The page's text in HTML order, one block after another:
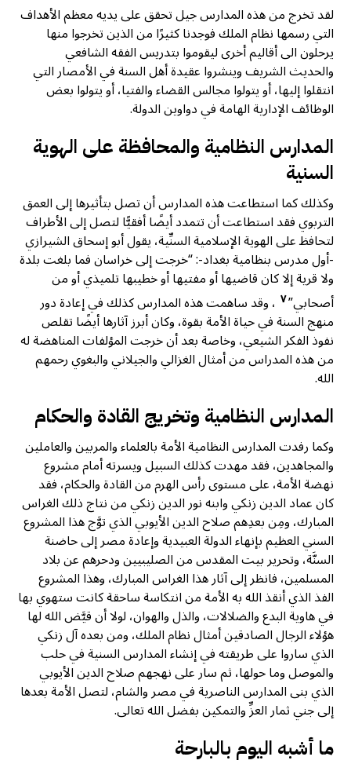
لقد تخرج من هذه المدارس جيل تحقق على يديه معظم الأهداف
التي رسمها نظام الملك فوجدنا كثيرًا من الذين تخرجوا منها
يرحلون الى أقاليم أخرى ليقوموا بتدريس الفقه الشافعي
والحديث الشريف وينشروا عقيدة أهل السنة في الأمصار التي
انتقلوا إليها، أو يتولوا مجالس القضاء والفتيا، أو يتولوا بعض
الوظائف الإدارية الهامة في دواوين الدولة.
المدارس النظامية والمحافظة على الهوية
السنية
وكذلك كما استطاعت هذه المدارس أن تصل بتأثيرها إلى العمق
التربوي فقد استطاعت أن تتمدد أيضًا أفقيًّا لتصل إلى الأطراف
لتحافظ على الهوية الإسلامية السنِّية، يقول أبو إسحاق الشيرازي
-أول مدرس بنظامية بغداد-: “خرجت إلى خراسان فما بلغت بلدة
ولا قرية إلا كان قاضيها أو مفتيها أو خطيبها تلميذي أو من
أصحابي”٧ ، وقد ساهمت هذه المدارس كذلك في إعادة دور
منهج السنة في حياة الأمة بقوة، وكان أبرز آثارها أيضًا تقلص
نفوذ الفكر الشيعي، وخاصة بعد أن خرجت المؤلفات المناهضة له
من هذه المدراس من أمثال الغزالي والجيلاني والبغوي رحمهم
الله.
المدارس النظامية وتخريج القادة والحكام
وكما رفدت المدارس النظامية الأمة بالعلماء والمربين والعاملين
والمجاهدين، فقد مهدت كذلك السبيل ويسرته أمام مشروع
نهضة الأمة، على مستوى رأس الهرم من القادة والحكام، فقد
كان عماد الدين زنكي وابنه نور الدين زنكي من نتاج ذلك الغراس
المبارك، ومِن بعدِهم صلاح الدين الأيوبي الذي توَّج هذا المشروع
السني العظيم بإنهاء الدولة العبيدية وإعادة مصر إلى حاضنة
السنَّة، وتحرير بيت المقدس من الصليبيين ودحرهم عن بلاد
المسلمين، فانظر إلى آثار هذا الغراس المبارك، وهذا المشروع
الفذ الذي أنقذ الله به الأمة من انتكاسة ساحقة كانت ستهوي بها
في هاوية البدع والضلالات، والذل والهوان، لولا أن قيَّض الله لها
هؤلاء الرجال الصادقين أمثال نظام الملك، ومن بعده آل زنكي
الذي ساروا على طريقته في إنشاء المدارس السنية في حلب
والموصل وما حولها، ثم سار على نهجهم صلاح الدين الأيوبي
الذي بنى المدارس الناصرية في مصر والشام، لتصل الأمة بعدها
إلى جني ثمار العزِّ والتمكين بفضل الله تعالى.
ما أشبه اليوم بالبارحة